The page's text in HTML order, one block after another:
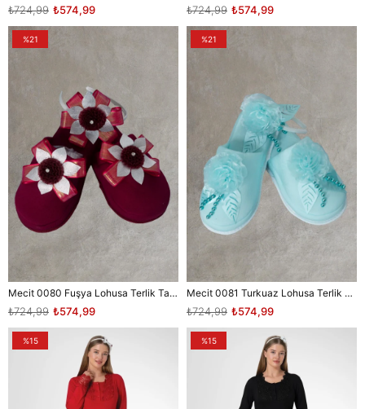
₺574,99
₺724,99 ₺574,99
₺724,99
Mecit 0080 Fuşya Lohusa Terlik Taç Seti
₺574,99
₺724,99
%21
Mecit 0081 Turkuaz Lohusa Terlik Taç Seti
₺574,99
₺724,99
%21
%15 %15